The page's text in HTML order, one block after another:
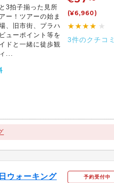
3拍子揃った見所
ー！ツアーの始ま
、旧市街、プラハ
ューポイント等を
ドと一緒に徒歩観
...
(¥6,960)
★★★★ ★
3件のクチコミ
ウォーキング
予約受付中